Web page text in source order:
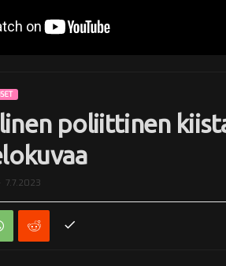
poliittinen
7.7.2023